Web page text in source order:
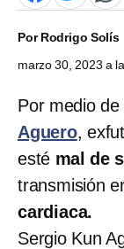
PorRodrigo Solís
marzo 30, 2023 a
Por medio
Aguero,
esté mal de
transmisión
cardiaca.
Sergio Kun